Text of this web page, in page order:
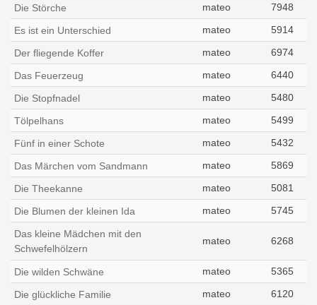
Die Störche mateo 7948
Es ist ein Unterschied mateo 5914
Der fliegende Koffer mateo 6974
Das Feuerzeug mateo 6440
Die Stopfnadel mateo 5480
Tölpelhans mateo 5499
Fünf in einer Schote mateo 5432
Das Märchen vom Sandmann mateo 5869
Die Theekanne mateo 5081
Die Blumen der kleinen Ida mateo 5745
Das kleine Mädchen mit den
Schwefelhölzern
mateo 6268
Die wilden Schwäne mateo 5365
Die glückliche Familie mateo 6120